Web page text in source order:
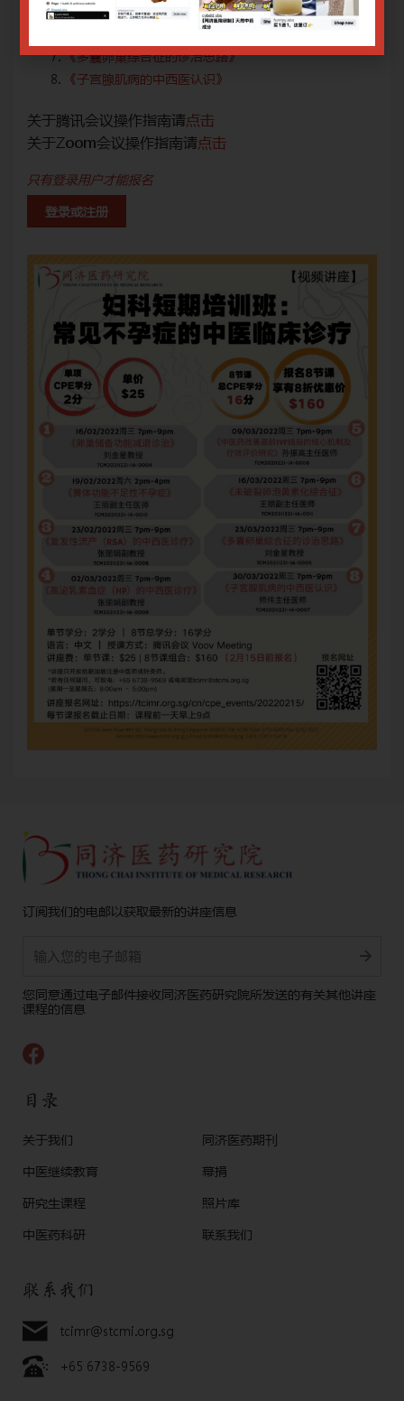
《中医药改善高龄IVF结局的核心机制及疗效评价研究》
《未破裂卵泡黄素化综合征》
《多囊卵巢综合征的诊治思路》
《子宫腺肌病的中西医认识》
关于腾讯会议操作指南请点击
关于Zoom会议操作指南请点击
只有登录用户才能报名
登录或注册
订阅我们的电邮以获取最新的讲座信息
Alternative:
您同意通过电子邮件接收同济医药研究院所发送的有关其他讲座
课程的信息
目录
关于我们
中医继续教育
研究生课程
中医药科研
同济医药期刊
幕捐
照片库
联系我们
联系我们
tcimr@stcmi.org.sg
+65 6738-9569